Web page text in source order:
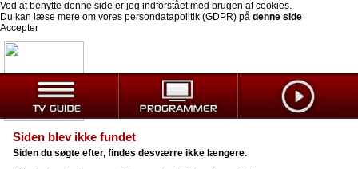
Ved at benytte denne side er jeg indforstået med brugen af cookies.
Du kan læse mere om vores persondatapolitik (GDPR) på denne side
Accepter
Siden blev ikke fundet
Siden du søgte efter, findes desværre ikke længere.